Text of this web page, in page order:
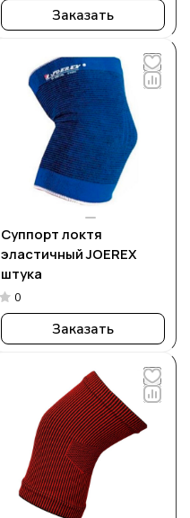
Заказать
Суппорт локтя
эластичный JOEREX
штука
0
Заказать